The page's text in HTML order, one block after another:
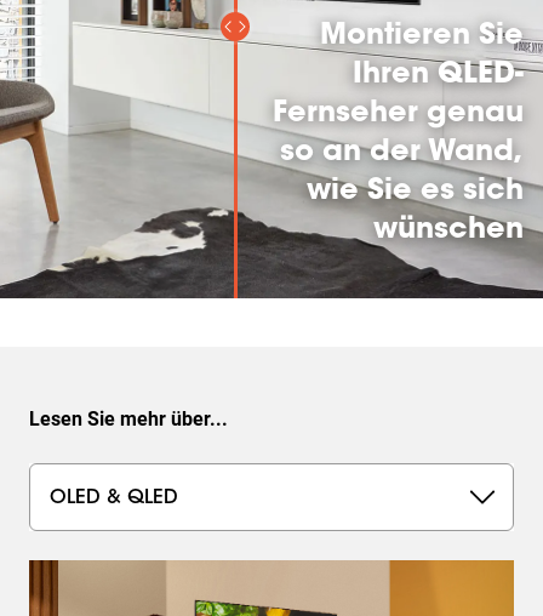
Montieren Sie
Ihren QLED-
Fernseher genau
so an der Wand,
wie Sie es sich
wünschen
Lesen Sie mehr über...
OLED & QLED